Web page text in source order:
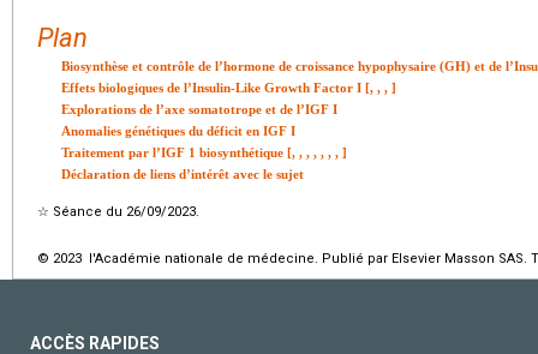
Plan
Biosynthèse et contrôle de l’hormone de croissance hypophysaire (GH) et de
Effets biologiques de l’Insulin-Like Growth Factor I [, , , ]
Explorations de l’axe somatotrope et de l’IGF I
Anomalies génétiques du déficit en IGF I
Traitement par l’IGF 1 biosynthétique [, , , , , , , ]
Déclaration de liens d’intérêt avec le sujet
☆ Séance du 26/09/2023.
© 2023 l'Académie nationale de médecine. Publié par Elsevier Masson SAS.
ACCÈS RAPIDES